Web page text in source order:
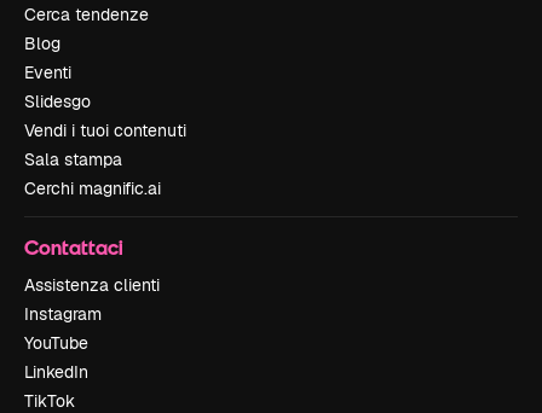
Cerca tendenze
Blog
Eventi
Slidesgo
Vendi i tuoi contenuti
Sala stampa
Cerchi magnific.ai
Contattaci
Assistenza clienti
Instagram
YouTube
LinkedIn
TikTok